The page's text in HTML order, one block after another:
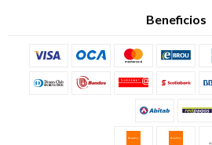
Beneficios